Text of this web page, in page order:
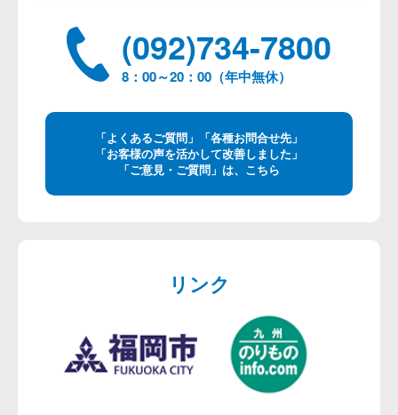
(092)734-7800
8：00～20：00（年中無休）
「よくあるご質問」「各種お問合せ先」
「お客様の声を活かして改善しました」
「ご意見・ご質問」は、こちら
リンク